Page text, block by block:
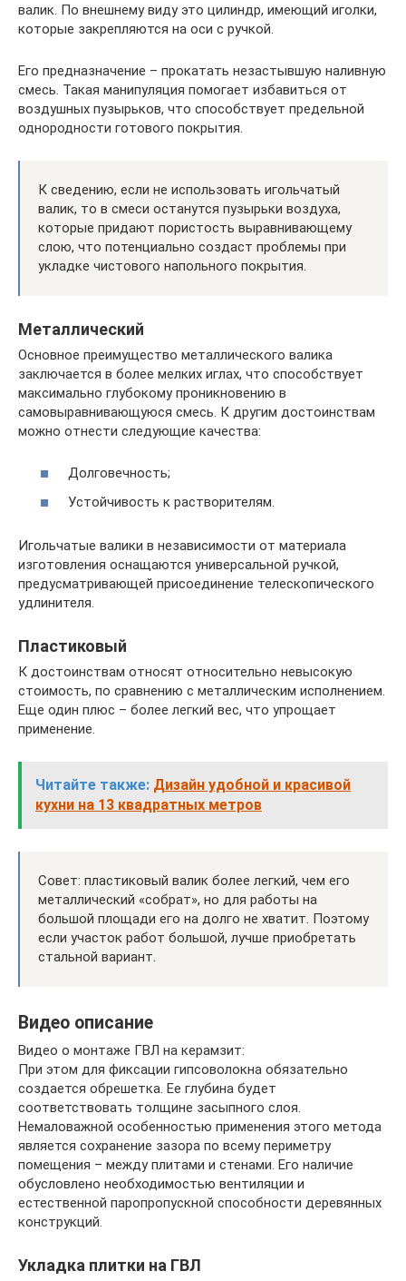
валик. По внешнему виду это цилиндр, имеющий иголки,
которые закрепляются на оси с ручкой.
Его предназначение – прокатать незастывшую наливную
смесь. Такая манипуляция помогает избавиться от
воздушных пузырьков, что способствует предельной
однородности готового покрытия.
К сведению, если не использовать игольчатый
валик, то в смеси останутся пузырьки воздуха,
которые придают пористость выравнивающему
слою, что потенциально создаст проблемы при
укладке чистового напольного покрытия.
Металлический
Основное преимущество металлического валика
заключается в более мелких иглах, что способствует
максимально глубокому проникновению в
самовыравнивающуюся смесь. К другим достоинствам
можно отнести следующие качества:
Долговечность;
Устойчивость к растворителям.
Игольчатые валики в независимости от материала
изготовления оснащаются универсальной ручкой,
предусматривающей присоединение телескопического
удлинителя.
Пластиковый
К достоинствам относят относительно невысокую
стоимость, по сравнению с металлическим исполнением.
Еще один плюс – более легкий вес, что упрощает
применение.
Читайте также: Дизайн удобной и красивой
кухни на 13 квадратных метров
Совет: пластиковый валик более легкий, чем его
металлический «собрат», но для работы на
большой площади его на долго не хватит. Поэтому
если участок работ большой, лучше приобретать
стальной вариант.
Видео описание
Видео о монтаже ГВЛ на керамзит:
При этом для фиксации гипсоволокна обязательно
создается обрешетка. Ее глубина будет
соответствовать толщине засыпного слоя.
Немаловажной особенностью применения этого метода
является сохранение зазора по всему периметру
помещения – между плитами и стенами. Его наличие
обусловлено необходимостью вентиляции и
естественной паропропускной способности деревянных
конструкций.
Укладка плитки на ГВЛ